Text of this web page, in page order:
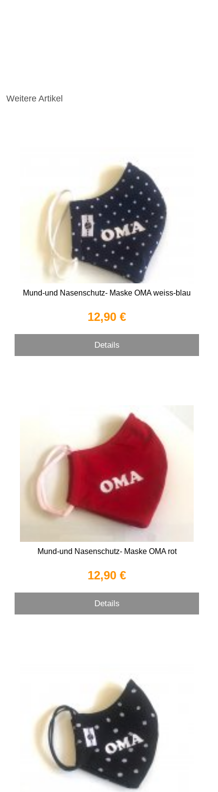
Weitere Artikel
Mund-und Nasenschutz- Maske OMA weiss-blau
12,90 €
Details
Mund-und Nasenschutz- Maske OMA rot
12,90 €
Details